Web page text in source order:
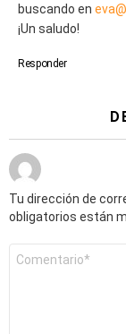
buscando en
¡Un saludo!
Responder
Tu dirección de
obligatorios están